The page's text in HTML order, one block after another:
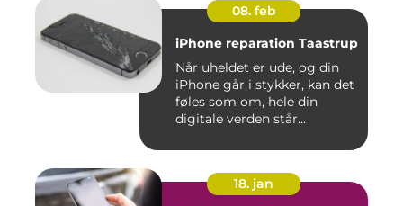
08. feb
iPhone reparation Taastrup
Når uheldet er ude, og din
iPhone går i stykker, kan det
føles som om, hele din
digitale verden står...
18. jan